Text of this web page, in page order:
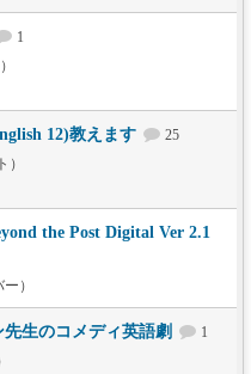
1
12)教えます
25
the Post Digital Ver 2.1
）
生のコメディ英語劇
1